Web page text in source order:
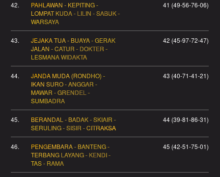
42.
PAHLAWAN - KEPITING -
LOMPAT KUDA - LILIN - SABUK -
WARSAYA
41 (49-56-76-06)
43.
JEJAKA TUA - BUAYA - GERAK
JALAN - CATUR - DOKTER -
LESMANA WIDAKTA
42 (45-97-72-47)
44.
JANDA MUDA (RONDHO) -
IKAN SURO - ANGGAR -
MAWAR - GRENDEL -
SUMBADRA
43 (40-71-41-21)
45.
BERANDAL - BADAK - SKIAIR -
SERULING - SISIR - CITRAKSA
44 (39-81-86-31)
46.
PENGEMBARA - BANTENG -
TERBANG LAYANG - KENDI -
TAS - RAMA
45 (42-51-75-01)